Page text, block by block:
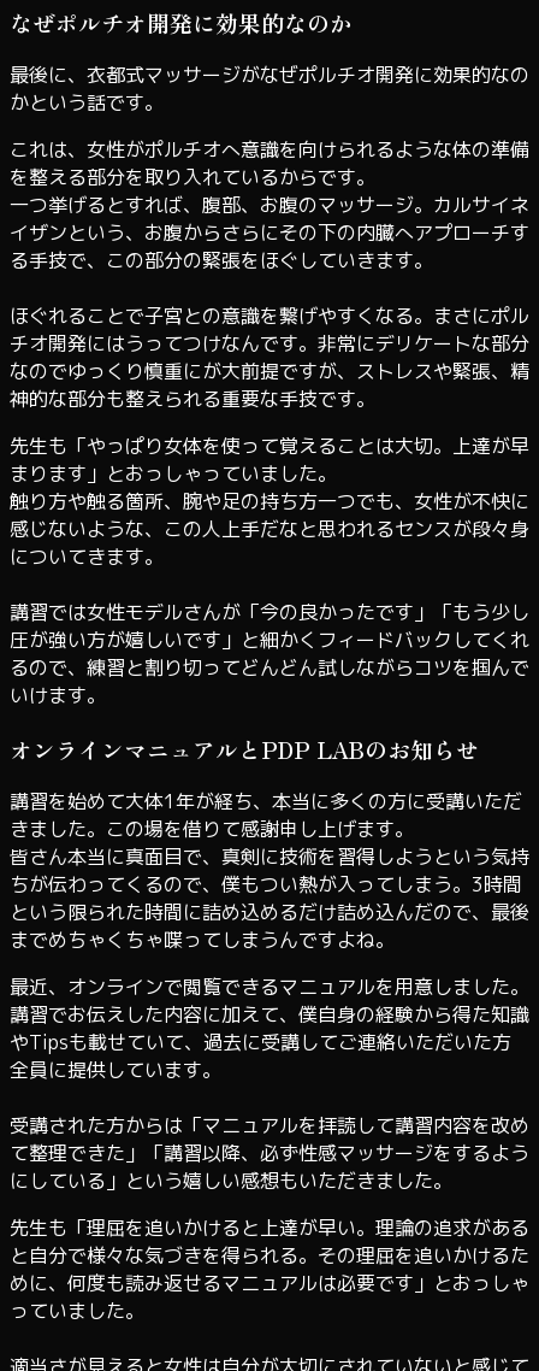
なぜポルチオ開発に効果的なのか
最後に、衣都式マッサージがなぜポルチオ開発に効果的なの
かという話です。
これは、女性がポルチオへ意識を向けられるような体の準備
を整える部分を取り入れているからです。
一つ挙げるとすれば、腹部、お腹のマッサージ。カルサイネ
イザンという、お腹からさらにその下の内臓へアプローチす
る手技で、この部分の緊張をほぐしていきます。
ほぐれることで子宮との意識を繋げやすくなる。まさにポル
チオ開発にはうってつけなんです。非常にデリケートな部分
なのでゆっくり慎重にが大前提ですが、ストレスや緊張、精
神的な部分も整えられる重要な手技です。
先生も「やっぱり女体を使って覚えることは大切。上達が早
まります」とおっしゃっていました。
触り方や触る箇所、腕や足の持ち方一つでも、女性が不快に
感じないような、この人上手だなと思われるセンスが段々身
についてきます。
講習では女性モデルさんが「今の良かったです」「もう少し
圧が強い方が嬉しいです」と細かくフィードバックしてくれ
るので、練習と割り切ってどんどん試しながらコツを掴んで
いけます。
オンラインマニュアルとPDP LABのお知らせ
講習を始めて大体1年が経ち、本当に多くの方に受講いただ
きました。この場を借りて感謝申し上げます。
皆さん本当に真面目で、真剣に技術を習得しようという気持
ちが伝わってくるので、僕もつい熱が入ってしまう。3時間
という限られた時間に詰め込めるだけ詰め込んだので、最後
までめちゃくちゃ喋ってしまうんですよね。
最近、オンラインで閲覧できるマニュアルを用意しました。
講習でお伝えした内容に加えて、僕自身の経験から得た知識
やTipsも載せていて、過去に受講してご連絡いただいた方
全員に提供しています。
受講された方からは「マニュアルを拝読して講習内容を改め
て整理できた」「講習以降、必ず性感マッサージをするよう
にしている」という嬉しい感想もいただきました。
先生も「理屈を追いかけると上達が早い。理論の追求がある
と自分で様々な気づきを得られる。その理屈を追いかけるた
めに、何度も読み返せるマニュアルは必要です」とおっしゃ
っていました。
適当さが見えると女性は自分が大切にされていないと感じて